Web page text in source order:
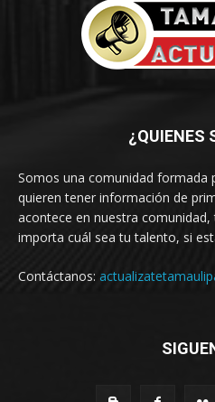
¿QUIENES
Somos una comunidad formada
quieren tener información de
acontece en nuestra
importa cuál sea tu talento, si
Contáctanos: